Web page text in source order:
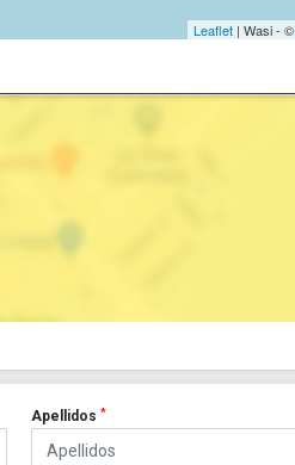
Leaflet | Wasi - ©
Apellidos *